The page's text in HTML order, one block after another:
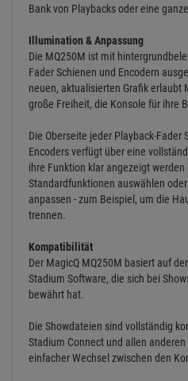
Bank von Playbacks oder eine
Illumination & Anpassung
Die MQ250M ist mit
Fader Schienen und Encodern
neuen, aktualisierten Grafik erlaubt
große Freiheit, die Konsole für ihre
Die Oberseite jeder Playback-Fader
Encoders verfügt über eine
ihre Funktion klar angezeigt
Standardfunktionen auswählen
anpassen - zum Beispiel, um die
trennen.
Kompatibilität
Der MagicQ MQ250M basiert auf
Stadium Software, die sich bei
bewährt hat.
Die Showdateien sind vollständig
Stadium Connect und allen
einfacher Wechsel zwischen den